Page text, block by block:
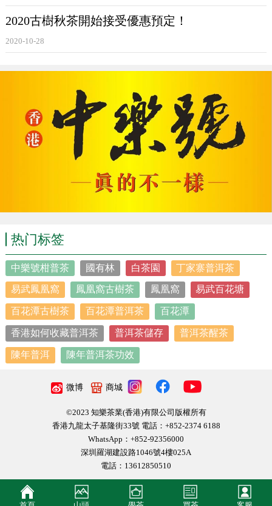
茶葉零售商：古樹純料我這裡沒有，這個是拼料，就
是有一點古樹，還有一些其它的小樹拼湊的。
易武古樹茶
拼料就是茶餅裡有古樹茶，但混入小樹茶或者台地
茶。台地茶，是密植高產的現代茶園產出的茶葉，通
常樹齡較短，品種較新。而古樹茶
，通常是指樹齡在
百年以上，生長在森林之中的茶樹，沒有進行過多的
看不出來。
2020古樹秋茶開始接受優惠預定！
2020-10-28
热门标签
中樂號柑普茶 國有林 白茶園 丁家寨普洱茶
易武鳳凰窩 鳳凰窩古樹茶 鳳凰窩 易武百花塘
百花潭古樹茶 百花潭普洱茶 百花潭
香港如何收藏普洱茶 普洱茶儲存 普洱茶醒茶
陳年普洱 陳年普洱茶功效
微博 商城
©2023 知樂茶業(香港)有限公司版權所有
香港九龍太子基隆街33號 電話：+852-2374 6188
WhatsApp：+852-92356000
深圳羅湖建設路1046號4樓025A
電話：13612850510